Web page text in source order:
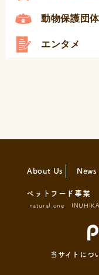
動物保護団
エンタメ
About Us News
ペットフード事業
natural one
当サイトにつ